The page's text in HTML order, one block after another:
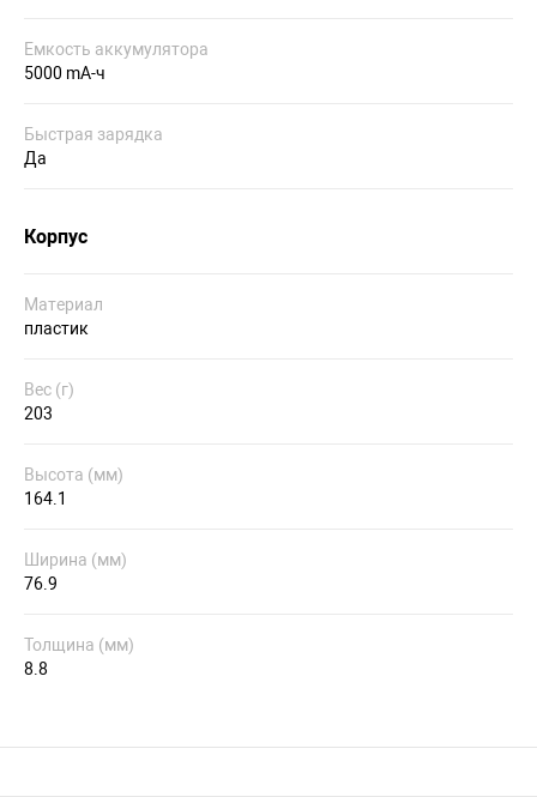
Емкость аккумулятора
5000 mA-ч
Быстрая зарядка
Да
Корпус
Материал
пластик
Вес (г)
203
Высота (мм)
164.1
Ширина (мм)
76.9
Толщина (мм)
8.8